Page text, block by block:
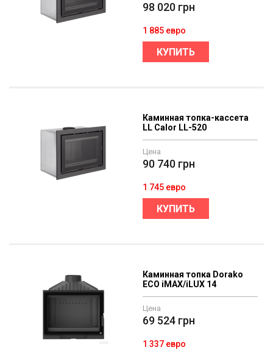
98 020 грн
1 885 евро
КУПИТЬ
Каминная топка-кассета
LL Calor LL-520
Цена
90 740 грн
1 745 евро
КУПИТЬ
Каминная топка Dorako
ECO iMAX/iLUX 14
Цена
69 524 грн
1 337 евро